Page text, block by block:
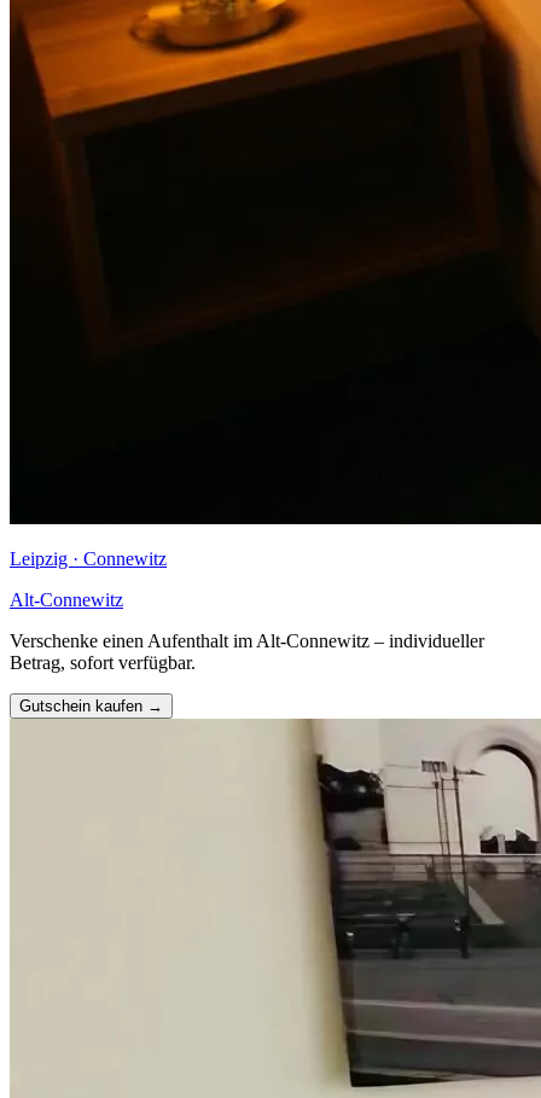
Leipzig · Connewitz
Alt-Connewitz
Verschenke einen Aufenthalt im Alt-Connewitz – individueller
Betrag, sofort verfügbar.
Gutschein kaufen →